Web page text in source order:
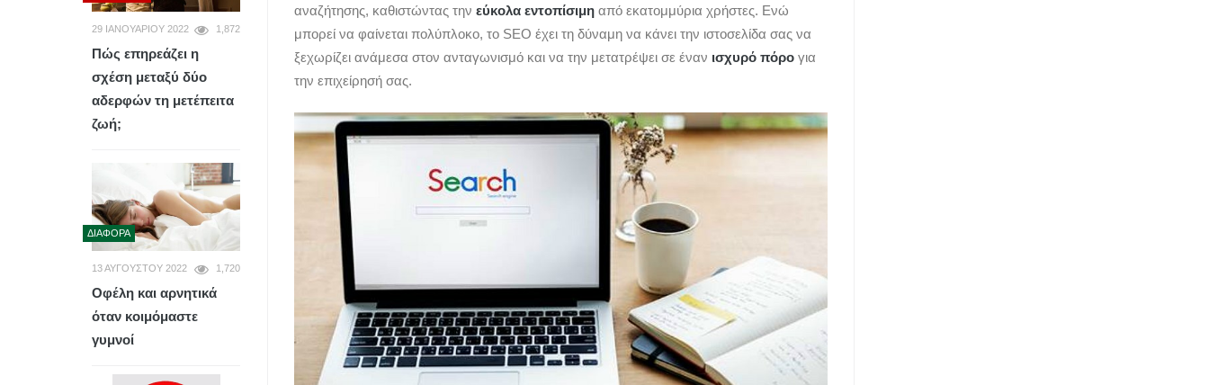
αναζήτησης, καθιστώντας την εύκολα εντοπίσιμη από εκατομμύρια χρήστες. Ενώ
μπορεί να φαίνεται πολύπλοκο, το SEO έχει τη δύναμη να κάνει την ιστοσελίδα σας να
ξεχωρίζει ανάμεσα στον ανταγωνισμό και να την μετατρέψει σε έναν ισχυρό πόρο για
την επιχείρησή σας.
29 ΙΑΝΟΥΑΡΊΟΥ 2022 1,872
Πώς επηρεάζει η
σχέση μεταξύ δύο
αδερφών τη μετέπειτα
ζωή;
ΔΙΆΦΟΡΑ
13 ΑΥΓΟΎΣΤΟΥ 2022 1,720
Οφέλη και αρνητικά
όταν κοιμόμαστε
γυμνοί